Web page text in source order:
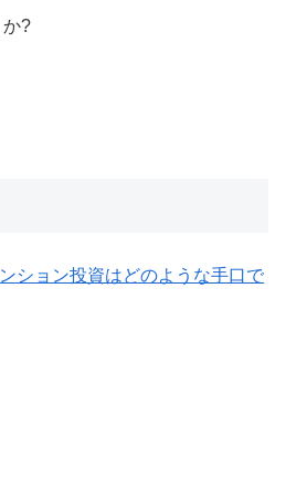
か?
ション投資はどのような手口で